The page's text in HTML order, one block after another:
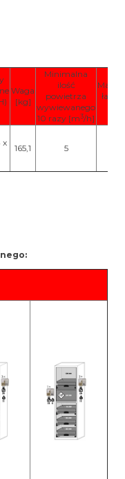
Waga
[kg]
Minimalna
ilość
powietrza
wywiewanego
10 razy [m3/h]
x
165,1 5